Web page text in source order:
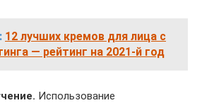
12 лучших кремов для лица с
— рейтинг на 2021-й год
Использование